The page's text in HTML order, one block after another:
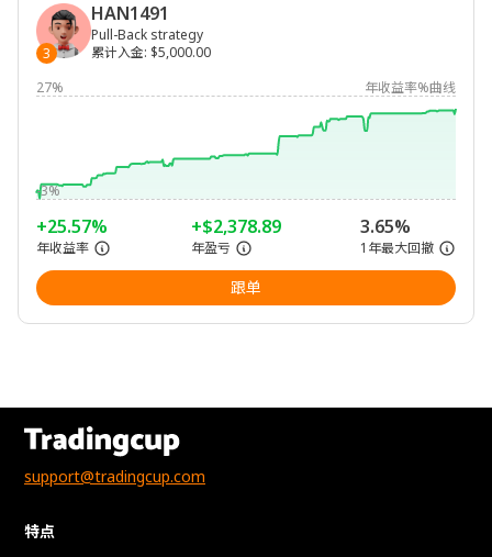
3
HAN1491
Pull-Back strategy
累计入金: $5,000.00
27%
年收益率%曲线
-3%
+25.57%
年收益率
+$2,378.89
年盈亏
3.65%
1年最大回撤
跟单
support@tradingcup.com
特点